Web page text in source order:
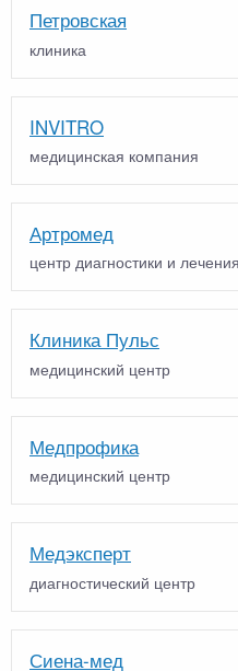
Петровская
клиника
INVITRO
медицинская компания
Артромед
центр диагностики и
Клиника Пульс
медицинский центр
Медпрофика
медицинский центр
Медэксперт
диагностический центр
Сиена-мед